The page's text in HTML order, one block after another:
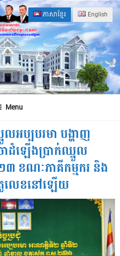
ភាសាខ្មែរ English
Menu
លអប្បបរមា បង្ហាញ
ាដំឡើងប្រាក់ឈ្នួល
៣ ខណៈភាគីកម្មករ និង
លេខនៅឡើយ